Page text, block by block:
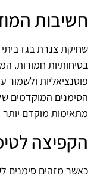
חשיבות
שחיקת צנרת בגז
בטיחותיות חמורות.
פוטנציאליות ולשמור
הסימנים המוקדמים
מתאימות מוקדם יותר
הקפיצה
כאשר מזהים סימנים